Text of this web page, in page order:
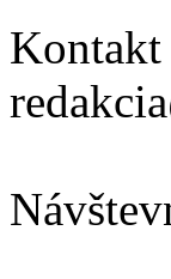
Kontakt